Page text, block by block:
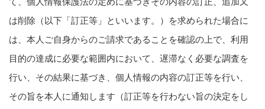
は削除（以下「訂正等」といいます。）を求められた場合に
は、本人ご自身からのご請求であることを確認の上で、利用
目的の達成に必要な範囲内において、遅滞なく必要な調査を
行い、その結果に基づき、個人情報の内容の訂正等を行い、
その旨を本人に通知します（訂正等を行わない旨の決定をし